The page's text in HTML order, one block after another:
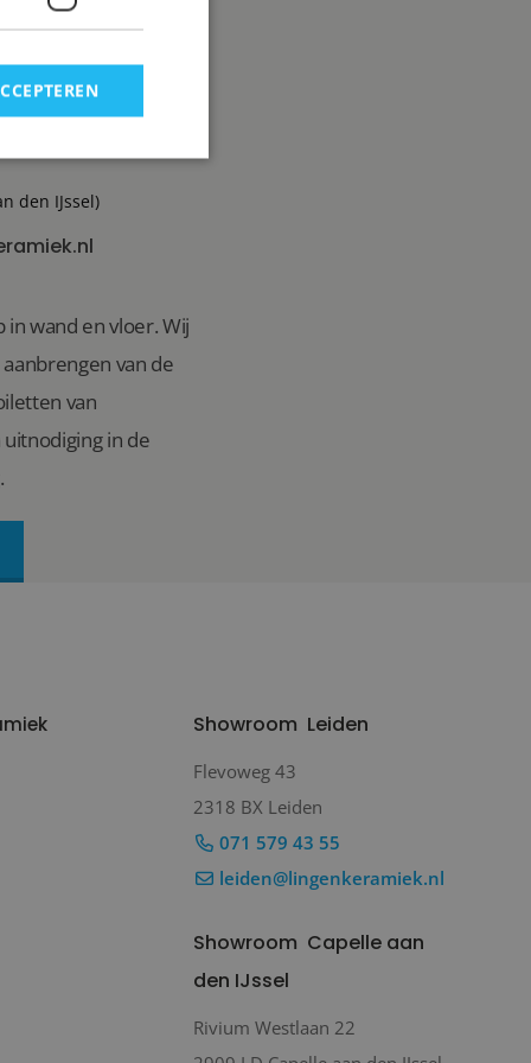
den IJssel)
in wand en vloer. Wij
van de
van
in de
Showroom Leiden
Flevoweg 43
2318 BX Leiden
071 579 43 55
leiden@lingenkeramiek.nl
Showroom Capelle aan
den IJssel
Rivium Westlaan 22